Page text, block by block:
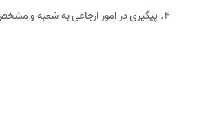
پیگیری در امور ارجاعی به شعبه و